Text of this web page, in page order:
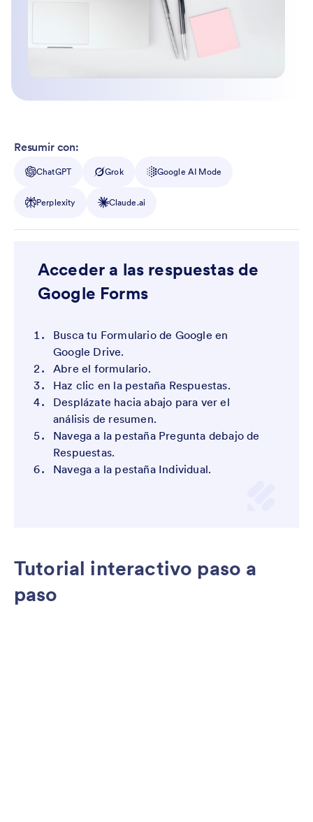
Resumir con:
ChatGPT Grok Google AI Mode
Perplexity Claude.ai
Acceder a las respuestas de
Google Forms
Busca tu Formulario de Google en
Google Drive.
Abre el formulario.
Haz clic en la pestaña Respuestas.
Desplázate hacia abajo para ver el
análisis de resumen.
Navega a la pestaña Pregunta debajo de
Respuestas.
Navega a la pestaña Individual.
Tutorial interactivo paso a
paso